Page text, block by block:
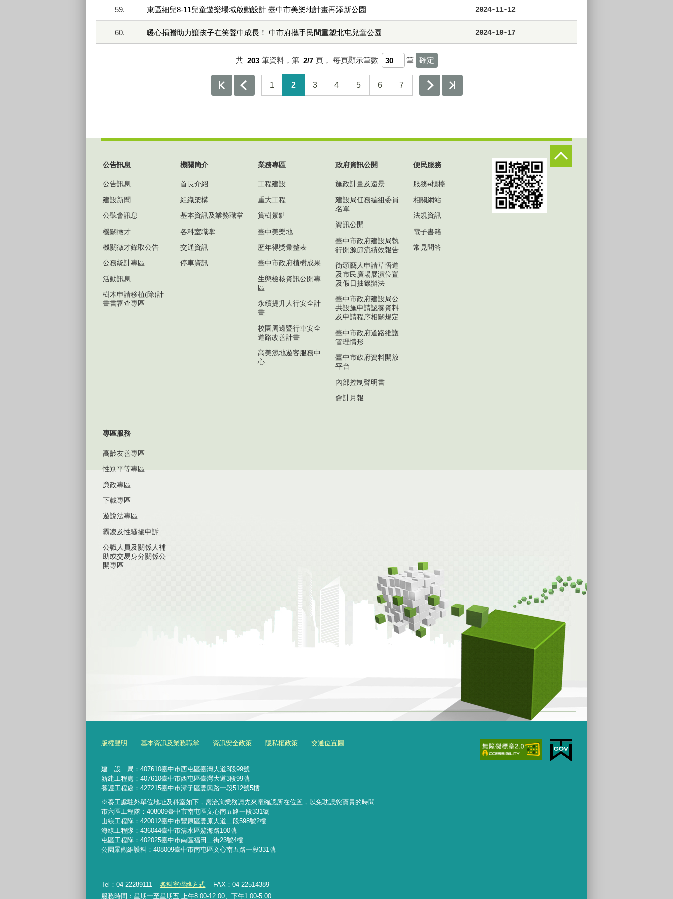
59. 東區細兒8-11兒童遊樂場域啟動設計 臺中市美樂地計畫再添新公園 2024-11-12
60. 暖心捐贈助力讓孩子在笑聲中成長！ 中市府攜手民間重塑北屯兒童公園 2024-10-17
共 203 筆資料，第 2/7 頁， 每頁顯示筆數 筆
1 2 3 4 5 6 7
公告訊息
公告訊息
建設新聞
公聽會訊息
機關徵才
機關徵才錄取公告
公務統計專區
活動訊息
樹木申請移植(除)計
畫書審查專區
機關簡介
首長介紹
組織架構
基本資訊及業務職掌
各科室職掌
交通資訊
停車資訊
業務專區
工程建設
重大工程
賞樹景點
臺中美樂地
歷年得獎彙整表
臺中市政府植樹成果
生態檢核資訊公開專
區
永續提升人行安全計
畫
校園周邊暨行車安全
道路改善計畫
高美濕地遊客服務中
心
政府資訊公開
施政計畫及遠景
建設局任務編組委員
名單
資訊公開
臺中市政府建設局執
行開源節流績效報告
街頭藝人申請草悟道
及市民廣場展演位置
及假日抽籤辦法
臺中市政府建設局公
共設施申請認養資料
及申請程序相關規定
臺中市政府道路維護
管理情形
臺中市政府資料開放
平台
內部控制聲明書
會計月報
便民服務
服務e櫃檯
相關網站
法規資訊
電子書籍
常見問答
專區服務
高齡友善專區
性別平等專區
廉政專區
下載專區
遊說法專區
霸凌及性騷擾申訴
公職人員及關係人補
助或交易身分關係公
開專區
版權聲明 基本資訊及業務職掌 資訊安全政策 隱私權政策 交通位置圖
建 設 局： 407610臺中市西屯區臺灣大道3段99號
新建工程處：407610臺中市西屯區臺灣大道3段99號
養護工程處：427215臺中市潭子區豐興路一段512號5樓
※養工處駐外單位地址及科室如下，需洽詢業務請先來電確認所在位置，以免耽誤您寶貴的時間
市六區工程隊：408009臺中市南屯區文心南五路一段331號
山線工程隊：420012臺中市豐原區豐原大道二段598號2樓
海線工程隊：436044臺中市清水區鰲海路100號
屯區工程隊：402025臺中市南區福田二街23號4樓
公園景觀維護科：408009臺中市南屯區文心南五路一段331號
Tel：04-22289111 各科室聯絡方式
FAX：04-22514389
服務時間：星期一至星期五 上午8:00-12:00、下午1:00-5:00